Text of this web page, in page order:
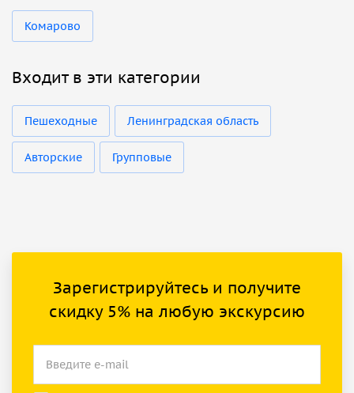
Комарово
Входит в эти категории
Пешеходные Ленинградская область
Авторские Групповые
Зарегистрируйтесь и получите
скидку 5% на любую экскурсию